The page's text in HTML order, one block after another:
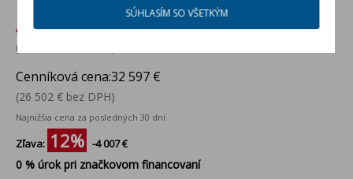
Akciová cena:28 590 €
(23 244 € bez DPH)
Cenníková cena:32 597 €
(26 502 € bez DPH)
Najnižšia cena za posledných 30 dní
Zľava: 12% -4 007 €
0 % úrok pri značkovom financovaní
SÚHLASÍM SO VŠETKÝM